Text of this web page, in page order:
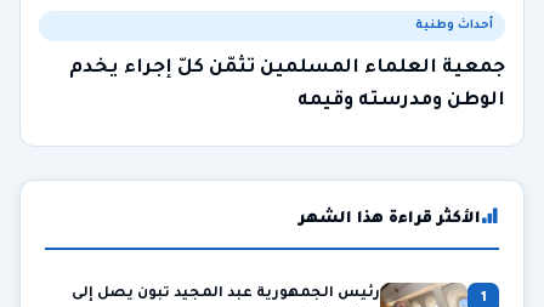
أحداث وطنية
جمعية العلماء المسلمين تثمّن كلّ إجراء يخدم
الوطن ومدرسته وقيمه
الأكثر قراءة هذا الشهر
1
رئيس الجمهورية عبد المجيد تبون يصل إلى